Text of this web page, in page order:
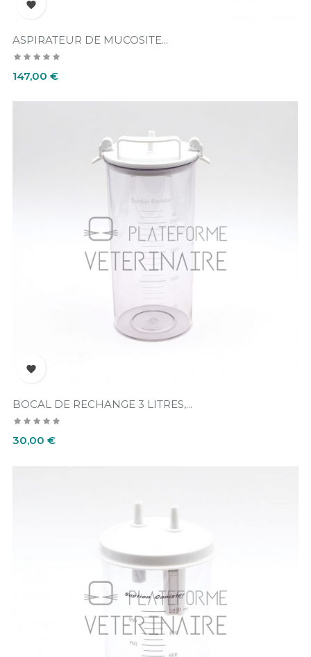

ASPIRATEUR DE MUCOSITE...
Prix
147,00 €

BOCAL DE RECHANGE 3 LITRES,...
Prix
30,00 €